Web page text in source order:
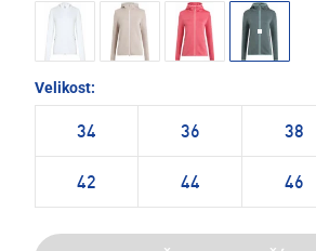
Velikost:
34 36 38
42 44 46